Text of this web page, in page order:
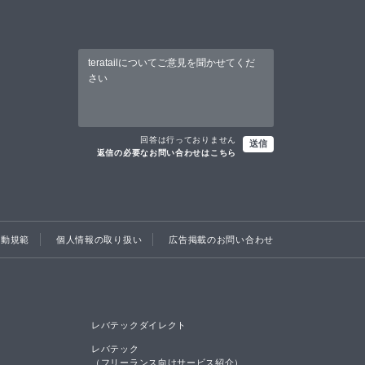
回答は行っておりません
返信の必要なお問い合わせはこちら
送信
規範 個人情報の取り扱い 広告掲載のお問い合わせ
レバテックダイレクト
レバテック
（フリーランス向けサービス紹介）